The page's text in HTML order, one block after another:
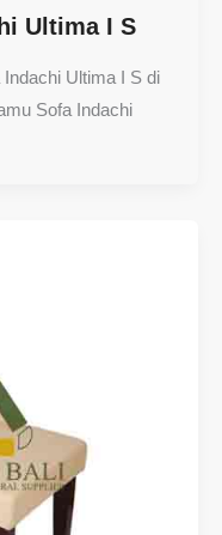
Ultima I S
Ultima I S di
Sofa Indachi